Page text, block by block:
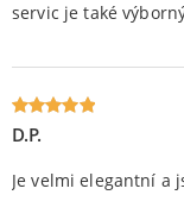
servic je také
Oceniony
D.P.
Je velmi elegantní a